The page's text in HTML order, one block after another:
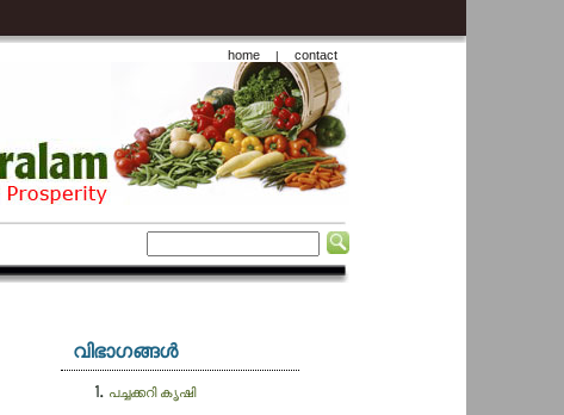
home | contact
വിഭാഗങ്ങള്‍
പച്ചക്കറി കൃഷി